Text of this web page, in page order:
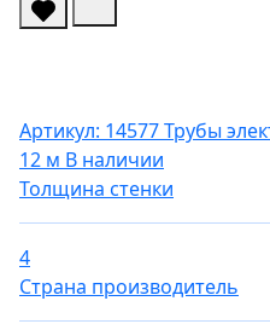
Артикул: 14577Трубы
12 м В наличии
Толщина стенки
4
Страна производитель